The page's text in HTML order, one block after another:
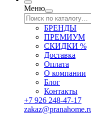
Меню
БРЕНДЫ
ПРЕМИУМ
СКИДКИ %
Доставка
Оплата
О компании
Блог
Контакты
+7 926 248-47-17